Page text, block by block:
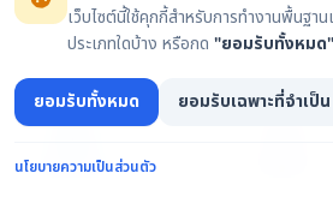
สรุปงบล่าสุด
เว็บไซต์นี้ใช้คุกกี้สำหรับการทำงานพื้นฐ
ประเภทใดบ้าง หรือกด "ยอมรับทั้งหมด"
ยอมรับทั้งหมด ยอมรับเฉพาะที่จำเป็น
นโยบายความเป็นส่วนตัว